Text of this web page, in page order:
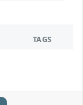
TAGS